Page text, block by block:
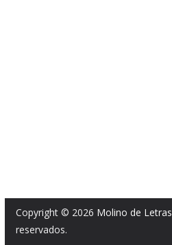
Copyright © 2026 Molino de Letras
reservados.